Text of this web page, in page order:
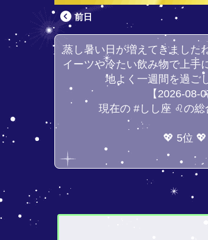
前日
蒸し暑い日が増えてきました
イーツや冷たい飲み物で上手
地よく一週間を過ご
【2026-08-
現在の #しし座 ♌の総
💖 5位 💖